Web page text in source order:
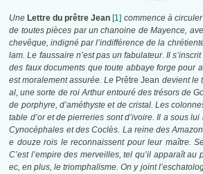
Une Lettre du prêtre Jean [1] commence à
de toutes pièces par un chanoine de Mayence,
chevêque, indigné par l’indifférence de la
lam. Le faussaire n’est pas un fabulateur. Il
des faux documents que toute abbaye forge pour
est moralement assurée. Le Prêtre Jean devient le
al, une sorte de roi Arthur entouré des trésors de
de porphyre, d’améthyste et de cristal. Les
table d’or et de pierreries sont d’ivoire. Il a sous
Cynocéphales et des Coclès. La reine des
e douze rois le reconnaissent pour leur maître.
C’est l’empire des merveilles, tel qu’il apparaît au
ec, en plus, le triomphalisme. On y joint